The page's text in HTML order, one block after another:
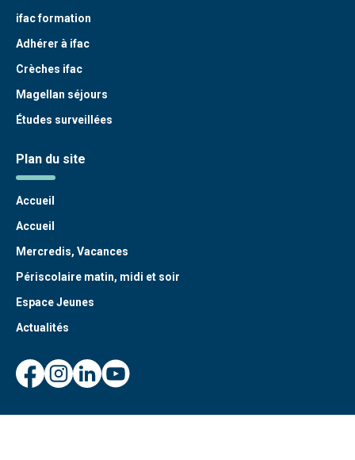
ifac formation
Adhérer à ifac
Crèches ifac
Magellan séjours
Études surveillées
Plan du site
Accueil
Accueil
Mercredis, Vacances
Périscolaire matin, midi et soir
Espace Jeunes
Actualités